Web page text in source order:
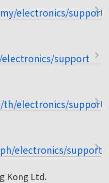
electronics/support
support
th/electronics/support
electronics/support
Kong Ltd.